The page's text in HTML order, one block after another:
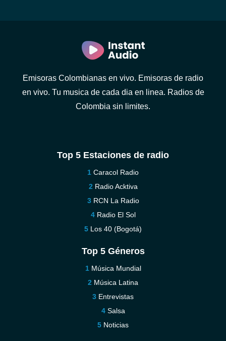
Emisoras Colombianas en vivo. Emisoras de radio
en vivo. Tu musica de cada dia en linea. Radios de
Colombia sin limites.
Top 5 Estaciones de radio
Caracol Radio
Radio Acktiva
RCN La Radio
Radio El Sol
Los 40 (Bogotá)
Top 5 Géneros
Música Mundial
Música Latina
Entrevistas
Salsa
Noticias